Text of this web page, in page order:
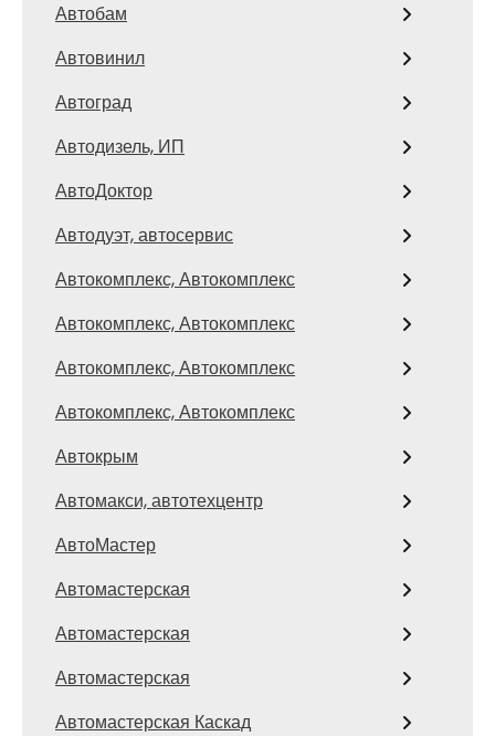
Автобам
Автовинил
Автоград
Автодизель, ИП
АвтоДоктор
Автодуэт, автосервис
Автокомплекс, Автокомплекс
Автокомплекс, Автокомплекс
Автокомплекс, Автокомплекс
Автокомплекс, Автокомплекс
Автокрым
Автомакси, автотехцентр
АвтоМастер
Автомастерская
Автомастерская
Автомастерская
Автомастерская Каскад